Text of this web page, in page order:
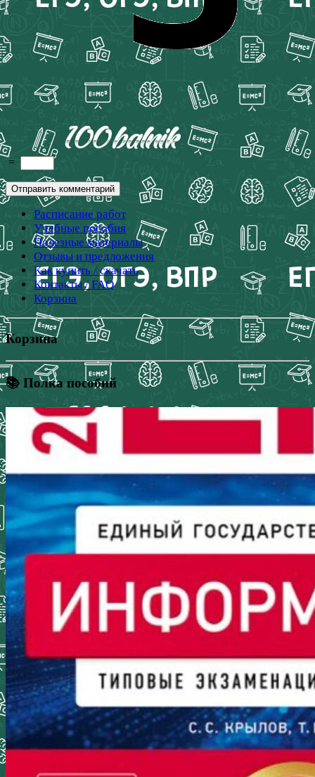
=
Расписание работ
Учебные пособия
Полезные материалы
Отзывы и предложения
Как купить / скачать
Контакты / FAQ
Корзина
Корзина
📚 Полка пособий